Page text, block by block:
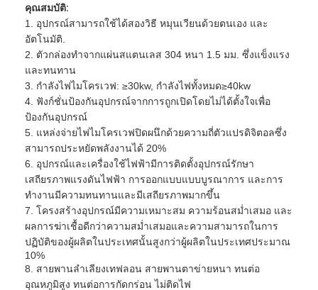
เครื่องผสมริบบิ้นแนวนอน
เครื่องบดอเนกประสงค์
เครื่องบดละเอียด
เครื่องผสมผงชนิด V
เครื่องปั่นถัง IBC
เครื่องอบแห้งอุตสาหกรรม
เครื่องเป่าแฟลช
เครื่องเป่าพาย
เครื่องอบแห้งระบบสุญญากาศ
คุณสมบัติ:
1. อุปกรณ์สามารถใช้ได้สองวิธี หมุนเวียนด้วยตนเอง และ
อัตโนมัติ.
2. ตัวกล่องทำจากแผ่นสแตนเลส 304 หนา 1.5 มม. ซึ่งแข็งแรง
และทนทาน
3. กำลังไฟไมโครเวฟ: ≥30kw, กำลังไฟทั้งหมด≥40kw
4. ฟังก์ชั่นป้องกันอุปกรณ์จากการถูกเปิดโดยไม่ได้ตั้งใจเพื่อ
ป้องกันอุปกรณ์
5. แหล่งจ่ายไฟไมโครเวฟปิดผนึกด้วยความถี่ตัวแปรดิจิตอลซึ่ง
สามารถประหยัดพลังงานได้ 20%
6. อุปกรณ์และเครื่องใช้ไฟฟ้ามีการติดตั้งอุปกรณ์รักษา
เสถียรภาพแรงดันไฟฟ้า การออกแบบแบบบูรณาการ และการ
ทำงานมีความทนทานและมีเสถียรภาพมากขึ้น
7. โครงสร้างอุปกรณ์มีความเหมาะสม ความร้อนสม่ำเสมอ และ
ผลการฆ่าเชื้อดีกว่าความสม่ำเสมอและความสามารถในการ
ปฏิบัติของผู้ผลิตในประเทศนั้นสูงกว่าผู้ผลิตในประเทศประมาณ
10%
8. สายพานลำเลียงเทฟลอน สายพานตาข่ายหนา ทนต่อ
อุณหภูมิสูง ทนต่อการกัดกร่อน ไม่ติดไฟ